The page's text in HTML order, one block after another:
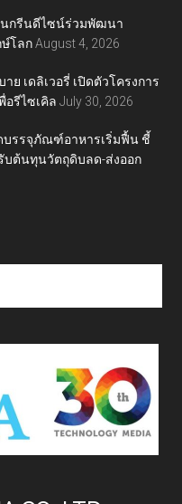
นกรีนดีไซน์ร่วมพัฒนา
โลก August 4, 2026
ย เดลิเวอรี่ เปิดตัวโครงการ
อรีไซเคิล July 30, 2026
บรรจุภัณฑ์อาหารเริ่มฟื้น ชี้
บต้นทุนวัตถุดิบลด-ส่งออก